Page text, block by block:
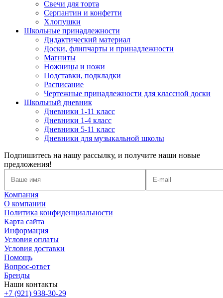
Свечи для торта
Серпантин и конфетти
Хлопушки
Школьные принадлежности
Дидактический материал
Доски, флипчарты и принадлежности
Магниты
Ножницы и ножи
Подставки, подкладки
Расписание
Чертежные принадлежности для классной доски
Школьный дневник
Дневники 1-11 класс
Дневники 1-4 класс
Дневники 5-11 класс
Дневники для музыкальной школы
Подпишитесь на нашу рассылку, и получите наши новые
предложения!
Компания
О компании
Политика конфиденциальности
Карта сайта
Информация
Условия оплаты
Условия доставки
Помощь
Вопрос-ответ
Бренды
Наши контакты
+7 (921) 938-30-29